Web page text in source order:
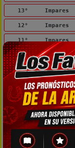
13° Impares
12° Impares
11° Impares
9° Impares
8° Pares
7° Pares
6° Impares
5° Pares
2° Impares
1° Pares